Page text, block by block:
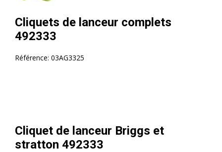
Cliquets de lanceur complets
492333
Référence: 03AG3325
Cliquet de lanceur Briggs et
stratton 492333